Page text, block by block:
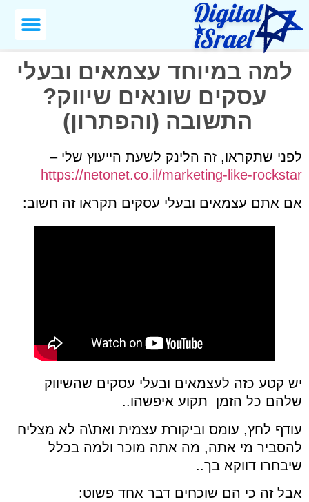
למה במיוחד עצמאים ובעלי
עסקים שונאים שיווק?
התשובה (והפתרון)
לפני שתקראו, זה הלינק לשעת הייעוץ שלי –
https://netonet.co.il/marketing-like-rockstar
אם אתם עצמאים ובעלי עסקים תקראו זה חשוב:
יש קטע כזה לעצמאים ובעלי עסקים שהשיווק
שלהם כל הזמן תקוע איפשהו..
עודף לחץ, עומס וביקורת עצמית ואת\ה לא מצליח
להסביר מי אתה, מה אתה מוכר ולמה בכלל
שיבחרו דווקא בך..
אבל זה כי הם שוכחים דבר אחד פשוט: